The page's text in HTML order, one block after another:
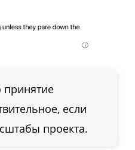
принятие
если
проекта.